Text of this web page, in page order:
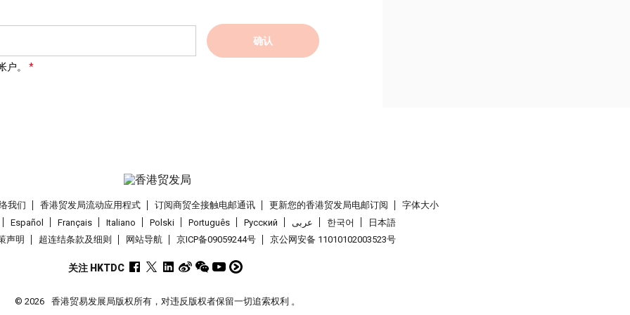
确认
。
我们 香港贸发局流动应用程式 订阅商贸全接触电邮通讯 更新您的香港贸发局电邮订阅
字体大小
Español
Français Italiano Polski Português Pусский عربى 한국어
日本語
声明
超连结条款及细则 网站导航 京ICP备09059244号 京公网安备 11010102003523号
关注 HKTDC
© 2026 香港贸易发展局版权所有，对违反版权者保留一切追索权利 。